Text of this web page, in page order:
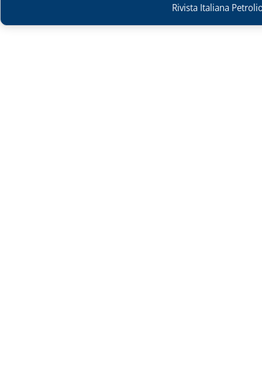
Rivista Italiana